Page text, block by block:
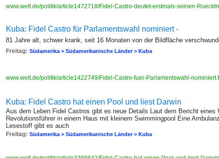
www.welt.de/politik/article1472718/Fidel-Castro-deutet-erstmals-seinen-
Kuba: Fidel Castro für Parlamentswahl nominiert -
81 Jahre alt, schwer krank, seit 16 Monaten von der Bildfläche
Freitag: Südamerika > Südamerikanische Länder > Kuba
www.welt.de/politik/article1422749/Fidel-Castro-fuer-Parlamentswahl-
Kuba: Fidel Castro hat einen Pool und liest Darwin
Aus dem Leben Fidel Castros gibt es neue Details Laut dem Bericht
Revolutionsführer in einem Haus mit kleinem Swimmingpool Eine
Lesestoff gibt es auch
Freitag: Südamerika > Südamerikanische Länder > Kuba